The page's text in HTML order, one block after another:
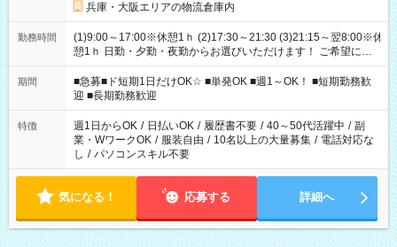
兵庫・大阪エリアの物流倉庫内
勤務時間
(1)9:00～17:00※休憩1ｈ (2)17:30～21:30 (3)21:15～翌8:00※休
憩1ｈ 日勤・夕勤・夜勤からお選びいただけます！ ご希望に合
わせて働けるお仕事です(*^^*) 【その他選べる勤務時間】 8-17
時/9-17時/9-18時/10-18時/11-21時/18-22時/20-翌4時/21-翌5
時/22-翌6時/0-翌8時 ご自身のご都合で選んで頂ける完全自由シ
フト！
期間
■急募■ド短期1日だけOK☆ ■単発OK ■週1～OK！ ■短期勤務歓
迎 ■長期勤務歓迎
特徴 週1日からOK / 日払いOK / 履歴書不要 / 40～50代活躍中 / 副
業・WワークOK / 服装自由 / 10名以上の大量募集 / 電話対応な
し / パソコンスキル不要
気になる！ 応募する 詳細へ